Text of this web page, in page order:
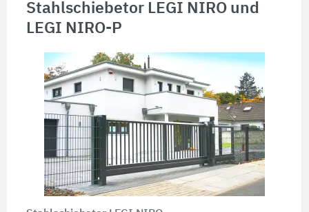
Stahlschiebetor LEGI NIRO und
LEGI NIRO-P